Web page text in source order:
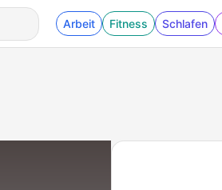
Arbeit Fitness Schlafen